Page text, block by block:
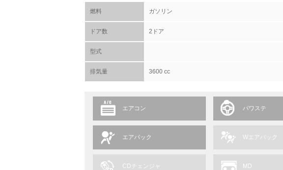
燃料 ガソリン
ドア数 2ドア
型式
排気量 3600 cc
エアコン パワステ
エアバック Wエアバック
CDチェンジャ MD